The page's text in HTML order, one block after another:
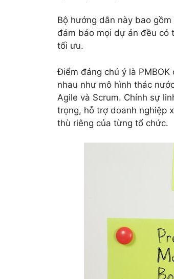
Bộ hướng dẫn này bao
đảm bảo mọi dự án đều có
tối ưu.
Điểm đáng chú ý là
nhau như mô hình thác
Agile và Scrum. Chính sự
trọng, hỗ trợ doanh nghiệp
thù riêng của từng tổ chức.